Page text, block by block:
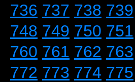
736 737 738 739
748 749 750 751
760 761 762 763
772 773 774 775